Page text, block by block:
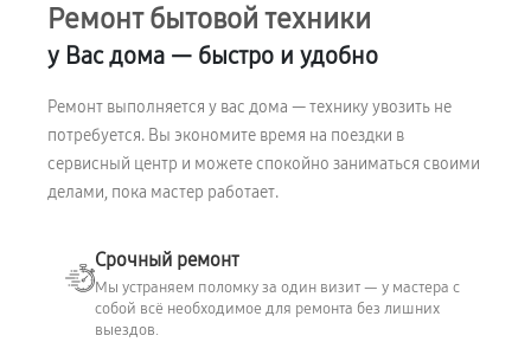
Ремонт бытовой техники
у Вас дома — быстро и удобно
Ремонт выполняется у вас дома — технику увозить не
потребуется. Вы экономите время на поездки в
сервисный центр и можете спокойно заниматься своими
делами, пока мастер работает.
Срочный ремонт
Мы устраняем поломку за один визит — у мастера с
собой всё необходимое для ремонта без лишних
выездов.